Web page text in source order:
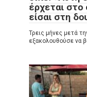
έρχεται στο
είσαι στη
Τρεις μήνες μετά
εξακολουθούσε να